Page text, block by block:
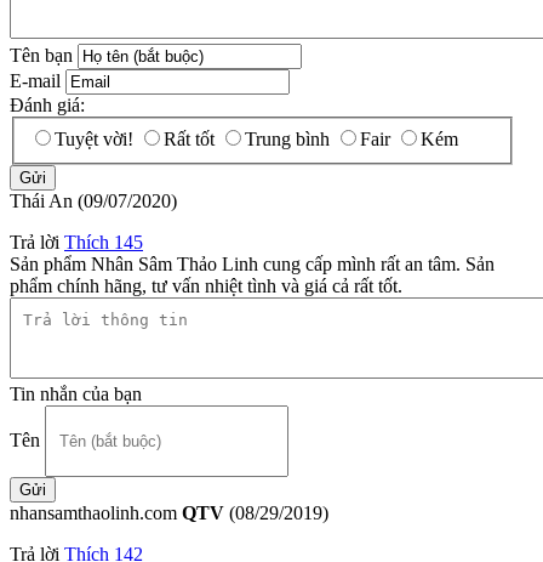
Tên bạn
E-mail
Đánh giá:
Tuyệt vời!
Rất tốt Trung bình Fair Kém
Thái An (09/07/2020)
Trả lời Thích 145
Sản phẩm Nhân Sâm Thảo Linh cung cấp mình rất an tâm. Sản
phẩm chính hãng, tư vấn nhiệt tình và giá cả rất tốt.
Tin nhắn của bạn
Tên
nhansamthaolinh.com QTV (08/29/2019)
Trả lời Thích 142